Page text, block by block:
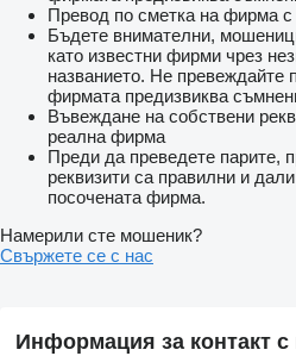
Превод по сметка на фирма
Бъдете внимателни,
като известни фирми чрез
названието. Не превеждайте
фирмата предизвиква
Въвеждане на собствени
реална фирма
Преди да преведете парите,
реквизити са правилни и
посочената фирма.
Намерили сте мошеник?
Свържете се с нас
Информация за контакт с